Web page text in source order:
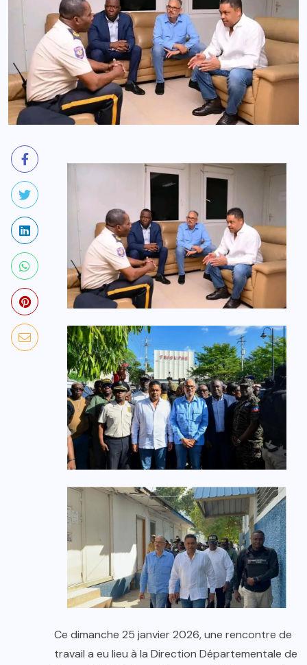
Ce dimanche 25 janvier 2026, une rencontre de
travail a eu lieu à la Direction Départementale de